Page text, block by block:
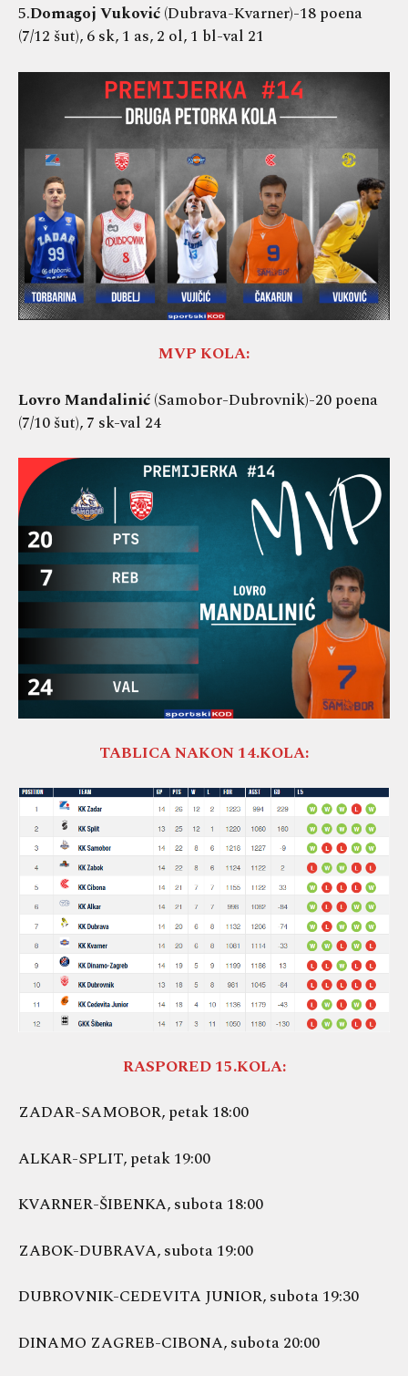
5.Domagoj Vuković(Dubrava-Kvarner)-18 poena
(7/12 šut), 6 sk, 1 as, 2 ol, 1 bl-val 21
MVP KOLA:
Lovro Mandalinić(Samobor-Dubrovnik)-20 poena
(7/10 šut), 7 sk-val 24
TABLICA NAKON 14.KOLA:
RASPORED 15.KOLA:
ZADAR-SAMOBOR, petak 18:00
ALKAR-SPLIT, petak 19:00
KVARNER-ŠIBENKA, subota 18:00
ZABOK-DUBRAVA, subota 19:00
DUBROVNIK-CEDEVITA JUNIOR, subota 19:30
DINAMO ZAGREB-CIBONA, subota 20:00